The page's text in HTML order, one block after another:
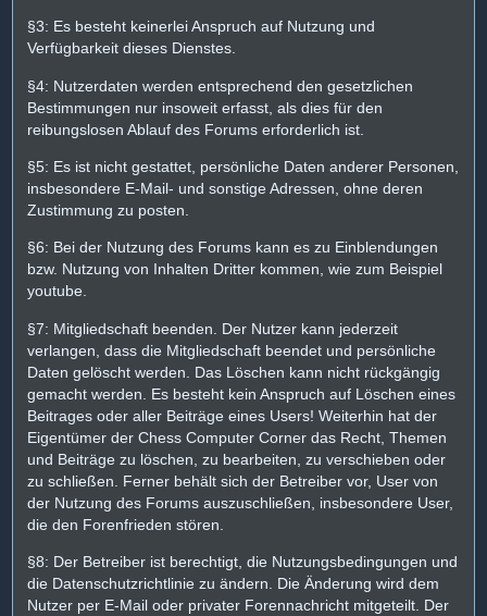
§3: Es besteht keinerlei Anspruch auf Nutzung und
Verfügbarkeit dieses Dienstes.
§4: Nutzerdaten werden entsprechend den gesetzlichen
Bestimmungen nur insoweit erfasst, als dies für den
reibungslosen Ablauf des Forums erforderlich ist.
§5: Es ist nicht gestattet, persönliche Daten anderer Personen,
insbesondere E-Mail- und sonstige Adressen, ohne deren
Zustimmung zu posten.
§6: Bei der Nutzung des Forums kann es zu Einblendungen
bzw. Nutzung von Inhalten Dritter kommen, wie zum Beispiel
youtube.
§7: Mitgliedschaft beenden. Der Nutzer kann jederzeit
verlangen, dass die Mitgliedschaft beendet und persönliche
Daten gelöscht werden. Das Löschen kann nicht rückgängig
gemacht werden. Es besteht kein Anspruch auf Löschen eines
Beitrages oder aller Beiträge eines Users! Weiterhin hat der
Eigentümer der Chess Computer Corner das Recht, Themen
und Beiträge zu löschen, zu bearbeiten, zu verschieben oder
zu schließen. Ferner behält sich der Betreiber vor, User von
der Nutzung des Forums auszuschließen, insbesondere User,
die den Forenfrieden stören.
§8: Der Betreiber ist berechtigt, die Nutzungsbedingungen und
die Datenschutzrichtlinie zu ändern. Die Änderung wird dem
Nutzer per E-Mail oder privater Forennachricht mitgeteilt. Der